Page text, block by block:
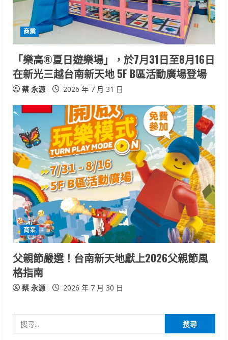
商業
「樂高®夏日遊樂場」，於7月31日至8月16日
在新光三越台南新天地 5F B區活動廣場登場
蔡 永源 2026 年 7 月 31 日
商業
父親節嚴選！台南新天地獻上2026父親節風
格指南
蔡 永源 2026 年 7 月 30 日
尋